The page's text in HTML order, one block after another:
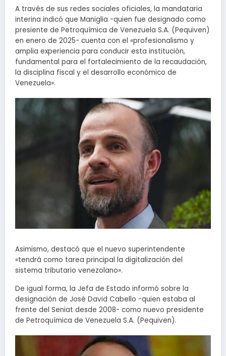
A través de sus redes sociales oficiales, la mandataria
interina indicó que Maniglia -quien fue designado como
presiente de Petroquímica de Venezuela S.A. (Pequiven)
en enero de 2025- cuenta con el «profesionalismo y
amplia experiencia para conducir esta institución,
fundamental para el fortalecimiento de la recaudación,
la disciplina fiscal y el desarrollo económico de
Venezuela».
Asimismo, destacó que el nuevo superintendente
«tendrá como tarea principal la digitalización del
sistema tributario venezolano».
De igual forma, la Jefa de Estado informó sobre la
designación de José David Cabello -quien estaba al
frente del Seniat desde 2008- como nuevo presidente
de Petroquímica de Venezuela S.A. (Pequiven).